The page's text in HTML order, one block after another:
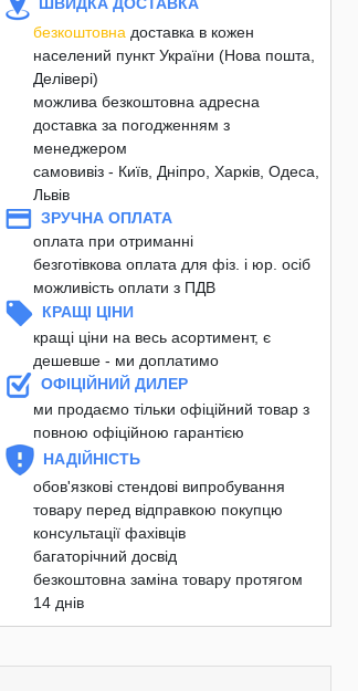
ШВИДКА ДОСТАВКА
безкоштовна доставка в кожен
населений пункт України (Нова пошта,
Делівері)
можлива безкоштовна адресна
доставка за погодженням з
менеджером
самовивіз - Київ, Дніпро, Харків, Одеса,
Львів
ЗРУЧНА ОПЛАТА
оплата при отриманні
безготівкова оплата для фіз. і юр. осіб
можливість оплати з ПДВ
КРАЩІ ЦІНИ
кращі ціни на весь асортимент, є
дешевше - ми доплатимо
ОФІЦІЙНИЙ ДИЛЕР
ми продаємо тільки офіційний товар з
повною офіційною гарантією
НАДІЙНІСТЬ
обов'язкові стендові випробування
товару перед відправкою покупцю
консультації фахівців
багаторічний досвід
безкоштовна заміна товару протягом
14 днів